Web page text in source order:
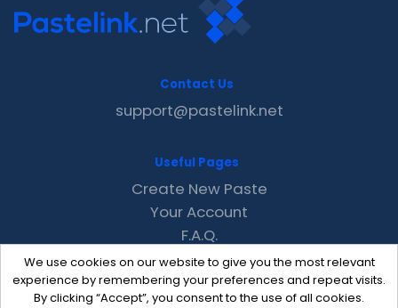
We use cookies on our website to give you the most relevant
experience by remembering your preferences and repeat visits.
By clicking “Accept”, you consent to the use of all cookies.
Contact Us
support@pastelink.net
Useful Pages
Create New Paste
Your Account
F.A.Q.
Recent
Contact